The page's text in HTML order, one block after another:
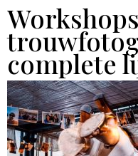
complete